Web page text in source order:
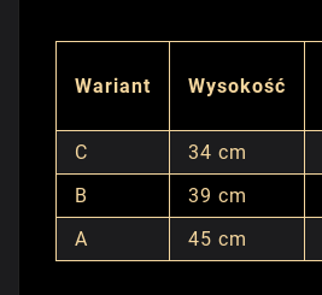
Wariant Wysokość
C
34 cm
B
39 cm
A
45 cm